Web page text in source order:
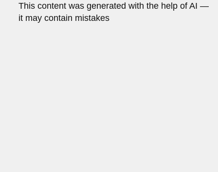
This content was generated with the help of AI —
it may contain mistakes